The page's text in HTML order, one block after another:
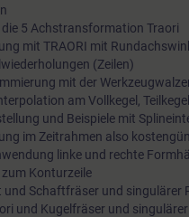
die 5 Achstransformation Traori
mit TRAORI mit
(Zeilen)
mit der
am Vollkegel,
und Beispiele mit
im Zeitrahmen also
linke und rechte
Konturzeile
und Schaftfräser und singulärer
und Kugelfräser und